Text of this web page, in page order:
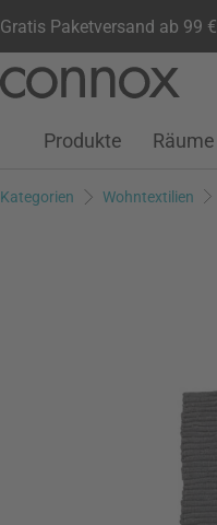
Gratis Paketversand ab 99 €
Kundenkonto
Wunschliste
Warenkorb
Produkte Räume
Kategorien Wohntextilien